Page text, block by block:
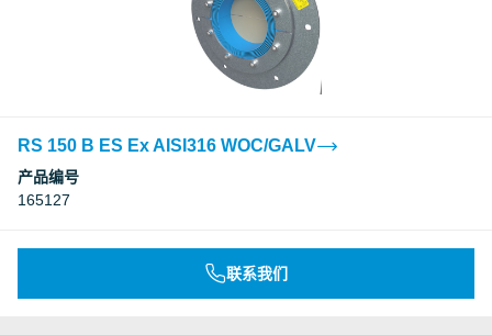
RS 150 B ES Ex AISI316 WOC/GALV
产品编号
165127
联系我们